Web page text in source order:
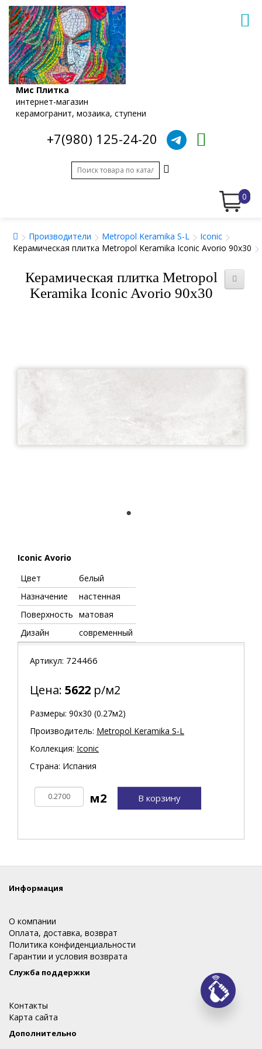
Мис Плитка
интернет-магазин
керамогранит, мозаика, ступени
+7(980) 125-24-20
0
Производители Metropol Keramika S-L
Iconic
Керамическая плитка Metropol Keramika Iconic Avorio 90x30
Керамическая плитка Metropol
Keramika Iconic Avorio 90x30
Iconic Avorio
Цвет
белый
Назначение
настенная
Поверхность матовая
Дизайн
современный
Артикул: 724466
Цена: 5622 р/м2
Размеры: 90х30 (0.27м2)
Производитель: Metropol Keramika S-L
Коллекция: Iconic
Страна: Испания
В корзину
Информация
О компании
Оплата, доставка, возврат
Политика конфиденциальности
Гарантии и условия возврата
Служба поддержки
Контакты
Карта сайта
Дополнительно